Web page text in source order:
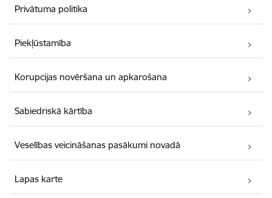
Privātuma politika
Piekļūstamība
Korupcijas novēršana un apkarošana
Sabiedriskā kārtība
Veselības veicināšanas pasākumi novadā
Lapas karte